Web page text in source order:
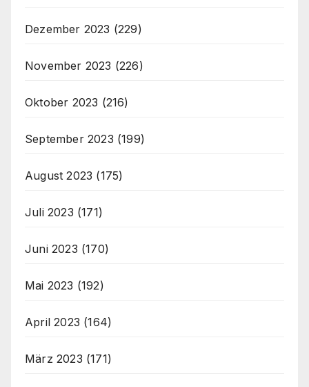
Dezember 2023 (229)
November 2023 (226)
Oktober 2023 (216)
September 2023 (199)
August 2023 (175)
Juli 2023 (171)
Juni 2023 (170)
Mai 2023 (192)
April 2023 (164)
März 2023 (171)